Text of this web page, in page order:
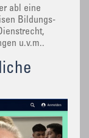
abl eine
Bildungs-
u.v.m..